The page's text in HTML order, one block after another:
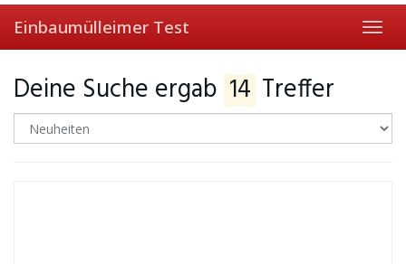
Einbaumülleimer Test
Deine Suche ergab 14 Treffer